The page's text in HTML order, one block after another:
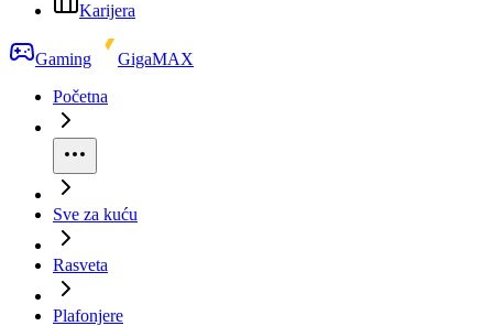
Karijera
Gaming
GigaMAX
Početna
Sve za kuću
Rasveta
Plafonjere